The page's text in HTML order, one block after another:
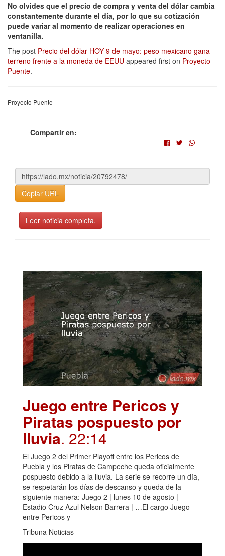
No olvides que el precio de compra y venta del dólar cambia
constantemente durante el día, por lo que su cotización
puede variar al momento de realizar operaciones en
ventanilla.
The post Precio del dólar HOY 9 de mayo: peso mexicano gana
terreno frente a la moneda de EEUU appeared first on Proyecto
Puente.
Proyecto Puente
Compartir en:
Copiar URL
Leer noticia completa.
Juego entre Pericos y
Piratas pospuesto por
lluvia. 22:14
El Juego 2 del Primer Playoff entre los Pericos de
Puebla y los Piratas de Campeche queda oficialmente
pospuesto debido a la lluvia. La serie se recorre un día,
se respetarán los días de descanso y queda de la
siguiente manera: Juego 2 | lunes 10 de agosto |
Estadio Cruz Azul Nelson Barrera | …El cargo Juego
entre Pericos y
Tribuna Noticias